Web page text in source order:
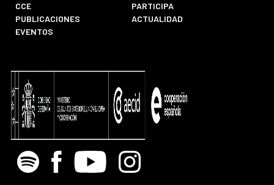
CCE
PARTICIPA
PUBLICACIONES
ACTUALIDAD
EVENTOS
Spotify Facebook
Youtube Instagram